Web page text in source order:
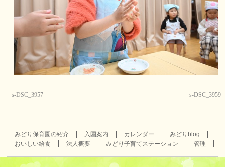
s-DSC_3957 s-DSC_3959
みどり保育園の紹介 入園案内 カレンダー
みどりblog
おいしい給食
法人概要 みどり子育てステーション 管理